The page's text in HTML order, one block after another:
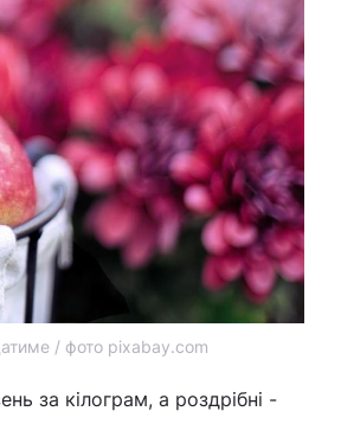
/ фото pixabay.com
за кілограм, а роздрібні -